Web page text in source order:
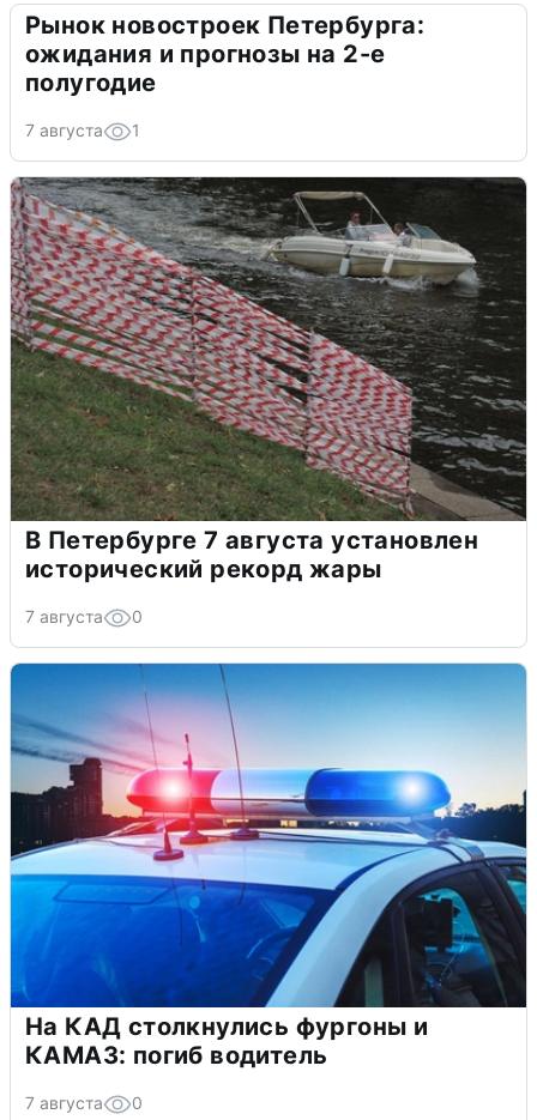
Рынок новостроек Петербурга:
ожидания и прогнозы на 2-е
полугодие
7 августа 1
В Петербурге 7 августа установлен
исторический рекорд жары
7 августа 0
На КАД столкнулись фургоны и
КАМАЗ: погиб водитель
7 августа 0